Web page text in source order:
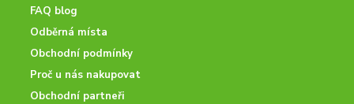
FAQ blog
Odběrná místa
Obchodní podmínky
Proč u nás nakupovat
Obchodní partneři